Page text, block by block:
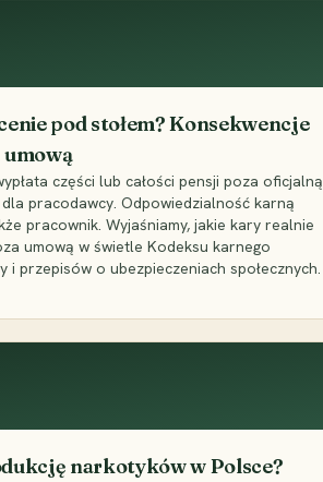
pod stołem? Konsekwencje
części lub całości pensji poza oficjalną
pracodawcy. Odpowiedzialność karną
pracownik. Wyjaśniamy, jakie kary realnie
umową w świetle Kodeksu karnego
i przepisów o ubezpieczeniach społecznych.
narkotyków w Polsce?